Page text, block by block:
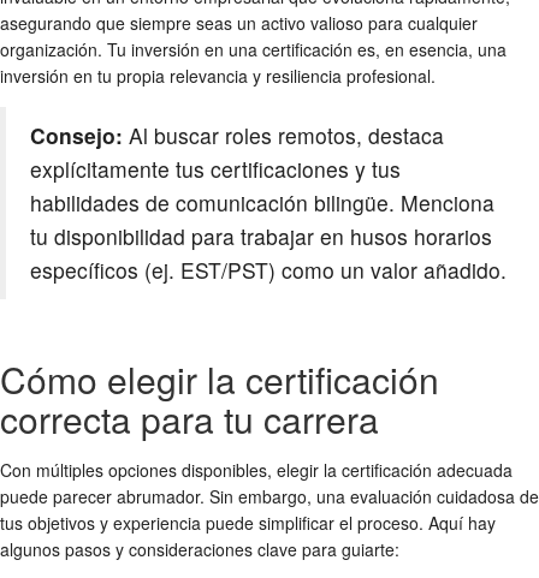
asegurando que siempre seas un activo valioso para cualquier
organización. Tu inversión en una certificación es, en esencia, una
inversión en tu propia relevancia y resiliencia profesional.
Consejo: Al buscar roles remotos, destaca
explícitamente tus certificaciones y tus
habilidades de comunicación bilingüe. Menciona
tu disponibilidad para trabajar en husos horarios
específicos (ej. EST/PST) como un valor añadido.
Cómo elegir la certificación
correcta para tu carrera
Con múltiples opciones disponibles, elegir la certificación adecuada
puede parecer abrumador. Sin embargo, una evaluación cuidadosa de
tus objetivos y experiencia puede simplificar el proceso. Aquí hay
algunos pasos y consideraciones clave para guiarte: